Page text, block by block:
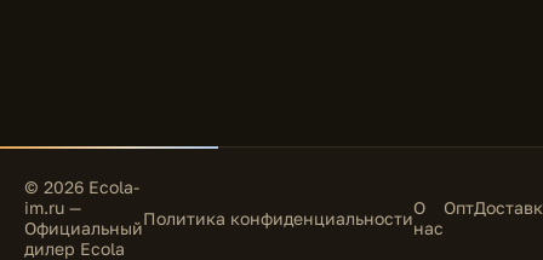
© 2026 Ecola-
im.ru —
Официальный
дилер Ecola
Политика конфиденциальностиО
нас
Опт